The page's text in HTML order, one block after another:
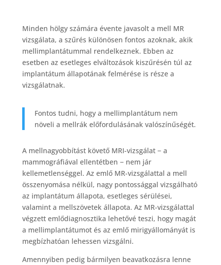
Minden hölgy számára évente javasolt a mell MR
vizsgálata, a szűrés különösen fontos azoknak, akik
mellimplantátummal rendelkeznek. Ebben az
esetben az esetleges elváltozások kiszűrésén túl az
implantátum állapotának felmérése is része a
vizsgálatnak.
Fontos tudni, hogy a mellimplantátum nem
növeli a mellrák előfordulásának valószínűségét.
A mellnagyobbítást követő MRI-vizsgálat − a
mammográfiával ellentétben − nem jár
kellemetlenséggel. Az emlő MR-vizsgálattal a mell
összenyomása nélkül, nagy pontossággal vizsgálható
az implantátum állapota, esetleges sérülései,
valamint a mellszövetek állapota. Az MR-vizsgálattal
végzett emlődiagnosztika lehetővé teszi, hogy magát
a mellimplantátumot és az emlő mirigyállományát is
megbízhatóan lehessen vizsgálni.
Amennyiben pedig bármilyen beavatkozásra lenne